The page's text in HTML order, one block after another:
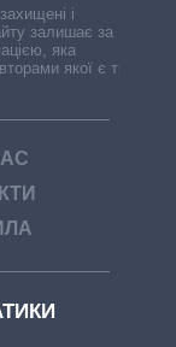
і
залишає за
яка
якої є треті